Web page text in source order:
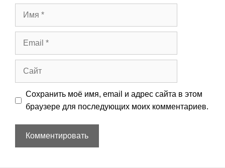
Имя
Email
Сайт
Сохранить моё имя, email и адрес сайта в этом
браузере для последующих моих комментариев.